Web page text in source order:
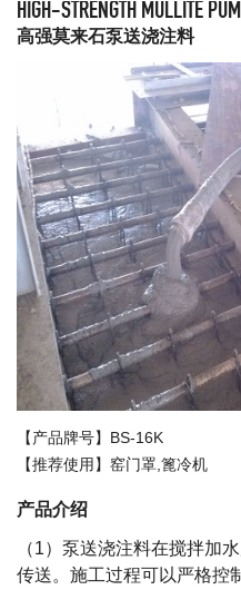
HIGH-STRENGTH MULLITE
高强莫来石泵送浇注料
【产品牌号】BS-16K
【推荐使用】窑门罩,篦冷机
产品介绍
（1）泵送浇注料在搅拌加
传送。施工过程可以严格控